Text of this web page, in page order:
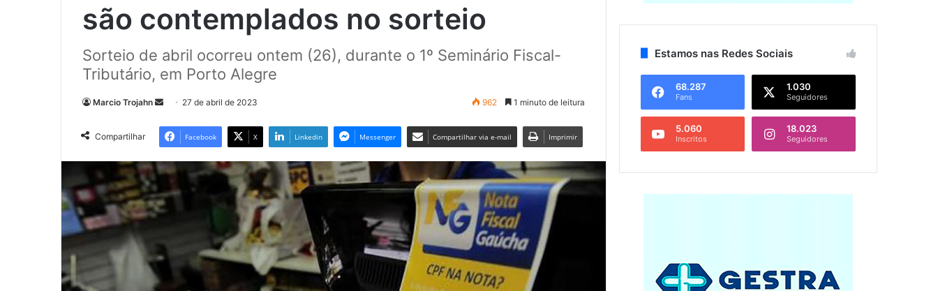
são contemplados no sorteio
Sorteio de abril ocorreu ontem (26), durante o 1º Seminário Fiscal-
Tributário, em Porto Alegre
Marcio Trojahn
Mande
e-
27 de abril de 2023 962 1 minuto de leitura
Compartilhar Facebook X Linkedin Messenger Compartilhar via e-mail Imprimir
Estamos nas Redes Sociais
68.287
Fans
1.030
Seguidores
5.060
Inscritos
18.023
Seguidores